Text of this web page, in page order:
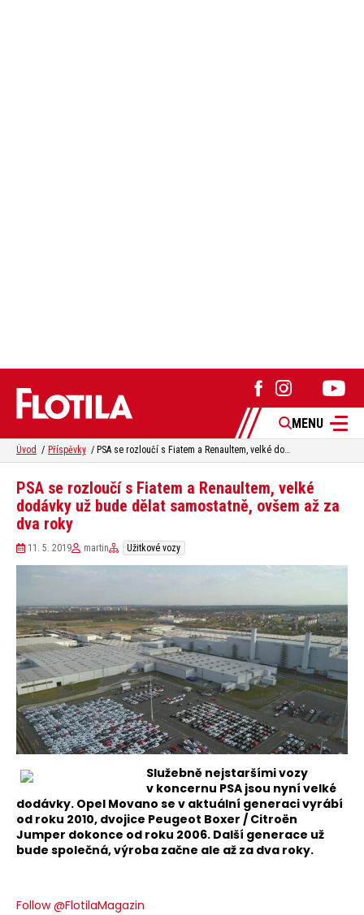
MENU
Úvod Příspěvky PSA se rozloučí s Fiatem a Renaultem, velké dodávky už bude dělat samostatně, ovšem až za dva roky
PSA se rozloučí s Fiatem a Renaultem, velké
dodávky už bude dělat samostatně, ovšem až za
dva roky
11. 5. 2019 martin Užitkové vozy
Služebně nejstaršími vozy
v koncernu PSA jsou nyní velké
dodávky. Opel Movano se v aktuální generaci vyrábí
od roku 2010, dvojice Peugeot Boxer / Citroën
Jumper dokonce od roku 2006. Další generace už
bude společná, výroba začne ale až za dva roky.
Follow @FlotilaMagazin